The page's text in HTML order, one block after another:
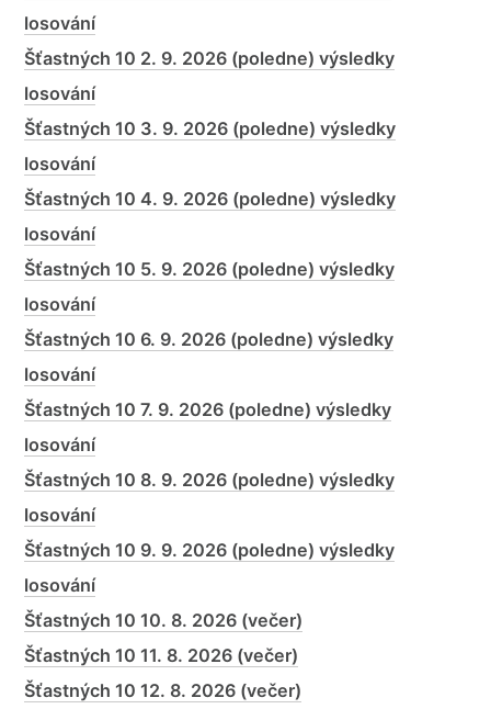
losování
Šťastných 10 2. 9. 2026 (poledne) výsledky
losování
Šťastných 10 3. 9. 2026 (poledne) výsledky
losování
Šťastných 10 4. 9. 2026 (poledne) výsledky
losování
Šťastných 10 5. 9. 2026 (poledne) výsledky
losování
Šťastných 10 6. 9. 2026 (poledne) výsledky
losování
Šťastných 10 7. 9. 2026 (poledne) výsledky
losování
Šťastných 10 8. 9. 2026 (poledne) výsledky
losování
Šťastných 10 9. 9. 2026 (poledne) výsledky
losování
Šťastných 10 10. 8. 2026 (večer)
Šťastných 10 11. 8. 2026 (večer)
Šťastných 10 12. 8. 2026 (večer)